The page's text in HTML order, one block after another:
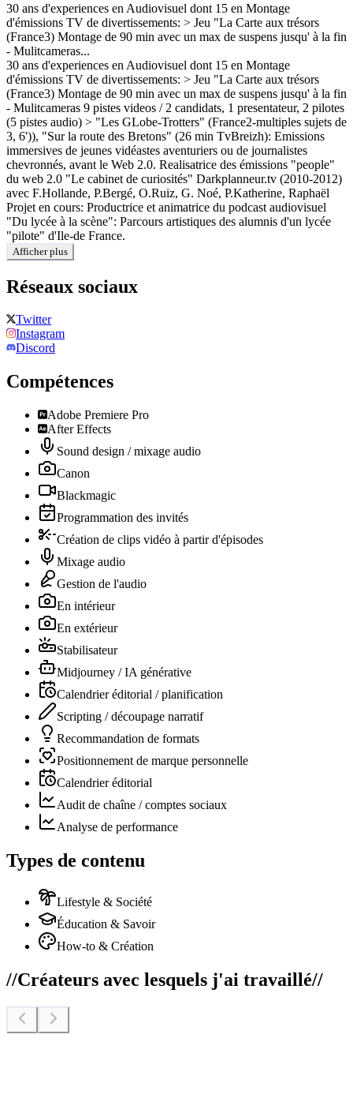
30 ans d'experiences en Audiovisuel dont 15 en Montage
d'émissions TV de divertissements: > Jeu "La Carte aux trésors
(France3) Montage de 90 min avec un max de suspens jusqu' à la fin
- Mulitcameras...
30 ans d'experiences en Audiovisuel dont 15 en Montage
d'émissions TV de divertissements: > Jeu "La Carte aux trésors
(France3) Montage de 90 min avec un max de suspens jusqu' à la fin
- Mulitcameras 9 pistes videos / 2 candidats, 1 presentateur, 2 pilotes
(5 pistes audio) > "Les GLobe-Trotters" (France2-multiples sujets de
3, 6')), "Sur la route des Bretons" (26 min TvBreizh): Emissions
immersives de jeunes vidéastes aventuriers ou de journalistes
chevronnés, avant le Web 2.0. Realisatrice des émissions "people"
du web 2.0 "Le cabinet de curiosités" Darkplanneur.tv (2010-2012)
avec F.Hollande, P.Bergé, O.Ruiz, G. Noé, P.Katherine, Raphaël
Projet en cours: Productrice et animatrice du podcast audiovisuel
"Du lycée à la scène": Parcours artistiques des alumnis d'un lycée
"pilote" d'Ile-de France.
Afficher plus
Réseaux sociaux
Twitter
Instagram
Discord
Compétences
Adobe Premiere Pro
After Effects
Sound design / mixage audio
Canon
Blackmagic
Programmation des invités
Création de clips vidéo à partir d'épisodes
Mixage audio
Gestion de l'audio
En intérieur
En extérieur
Stabilisateur
Midjourney / IA générative
Calendrier éditorial / planification
Scripting / découpage narratif
Recommandation de formats
Positionnement de marque personnelle
Calendrier éditorial
Audit de chaîne / comptes sociaux
Analyse de performance
Types de contenu
Lifestyle & Société
Éducation & Savoir
How-to & Création
//Créateurs avec lesquels j'ai travaillé//